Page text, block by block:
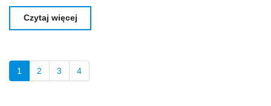
wszechstronnym zastosowaniom i niezwykłym
właściwościom adhezyjnym, S
Czytaj więcej
1 2 3 4